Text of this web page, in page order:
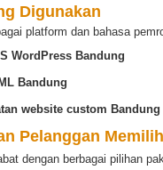
Digunakan
platform dan bahasa
WordPress Bandung
Bandung
website custom Bandung
Pelanggan
dengan berbagai pilihan